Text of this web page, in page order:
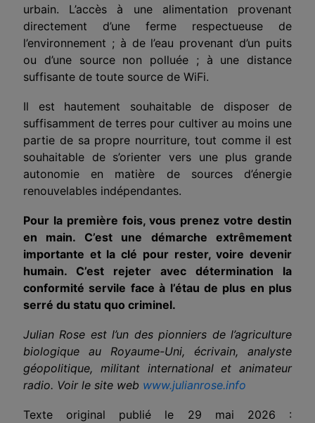
urbain. L’accès à une alimentation provenant
directement d’une ferme respectueuse de
l’environnement ; à de l’eau provenant d’un puits
ou d’une source non polluée ; à une distance
suffisante de toute source de WiFi.
Il est hautement souhaitable de disposer de
suffisamment de terres pour cultiver au moins une
partie de sa propre nourriture, tout comme il est
souhaitable de s’orienter vers une plus grande
autonomie en matière de sources d’énergie
renouvelables indépendantes.
Pour la première fois, vous prenez votre destin
en main. C’est une démarche extrêmement
importante et la clé pour rester, voire devenir
humain. C’est rejeter avec détermination la
conformité servile face à l’étau de plus en plus
serré du statu quo criminel.
Julian Rose est l’un des pionniers de l’agriculture
biologique au Royaume-Uni, écrivain, analyste
géopolitique, militant international et animateur
radio. Voir le site web www.julianrose.info
Texte original publié le 29 mai 2026 :